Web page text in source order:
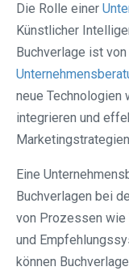
Die Rolle einer
Künstlicher
Buchverlage ist
neue
integrieren und
Eine
Buchverlagen bei
von Prozessen wie
und
können